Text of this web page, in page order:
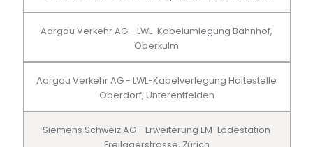
Aargau Verkehr AG - LWL-Kabelumlegung Bahnhof,
Oberkulm
Aargau Verkehr AG - LWL-Kabelverlegung Haltestelle
Oberdorf, Unterentfelden
Siemens Schweiz AG - Erweiterung EM-Ladestation
Freilagerstrasse, Zürich